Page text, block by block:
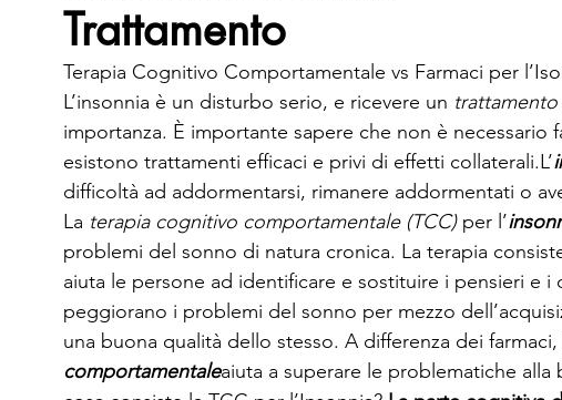
Trattamento
Terapia Cognitivo Comportamentale vs Farmaci per
L’insonnia è un disturbo serio, e ricevere un trattamento
importanza. È importante sapere che non è necessario
esistono trattamenti efficaci e privi di effetti collaterali.L’
difficoltà ad addormentarsi, rimanere addormentati o
La terapia cognitivo comportamentale (TCC) per l’
problemi del sonno di natura cronica. La terapia
aiuta le persone ad identificare e sostituire i pensieri e
peggiorano i problemi del sonno per mezzo
una buona qualità dello stesso. A differenza dei farmaci,
comportamentaleaiuta a superare le problematiche